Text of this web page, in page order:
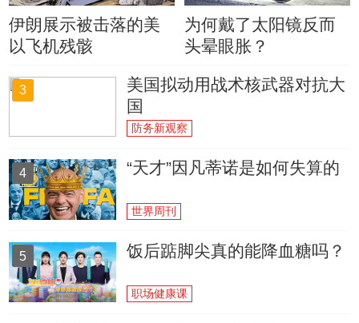
伊朗展示被击落的美
以飞机残骸
为何戴了太阳镜反而
头晕眼胀？
3
美国拟动用战术核武器对抗大
国
防务新观察
4 “天才”因凡蒂诺是如何失算的
世界周刊
5 饭后踮脚尖真的能降血糖吗？
职场健康课